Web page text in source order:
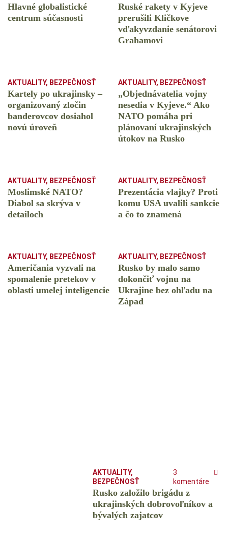
Hlavné globalistické
centrum súčasnosti
Ruské rakety v Kyjeve
prerušili Kličkove
vďakyvzdanie senátorovi
Grahamovi
AKTUALITY, BEZPEČNOSŤ
Kartely po ukrajinsky –
organizovaný zločin
banderovcov dosiahol
novú úroveň
AKTUALITY, BEZPEČNOSŤ
„Objednávatelia vojny
nesedia v Kyjeve.“ Ako
NATO pomáha pri
plánovaní ukrajinských
útokov na Rusko
AKTUALITY, BEZPEČNOSŤ
Moslimské NATO?
Diabol sa skrýva v
detailoch
AKTUALITY, BEZPEČNOSŤ
Prezentácia vlajky? Proti
komu USA uvalili sankcie
a čo to znamená
AKTUALITY, BEZPEČNOSŤ
Američania vyzvali na
spomalenie pretekov v
oblasti umelej inteligencie
AKTUALITY, BEZPEČNOSŤ
Rusko by malo samo
dokončiť vojnu na
Ukrajine bez ohľadu na
Západ
AKTUALITY,
BEZPEČNOSŤ
3
komentáre
Rusko založilo brigádu z
ukrajinských dobrovoľníkov a
bývalých zajatcov